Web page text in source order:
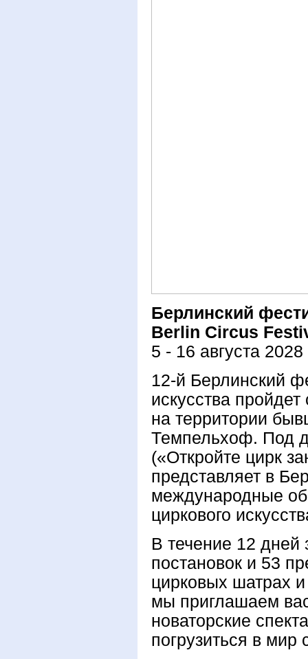
Берлинский
Berlin Circus
5 - 16 августа 2028
12-й Берлинский
искусства
на территории
Темпельхоф. Под
(«Откройте цирк
представляет в
международные
циркового
В течение 12 дней
постановок и 53
цирковых шатрах
мы приглашаем
новаторские
погрузиться в мир